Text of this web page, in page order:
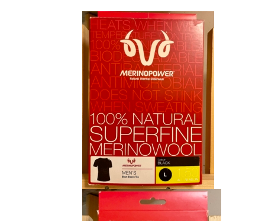
initial
était :
CHF 85.00.
actuel
est :
CHF 59.00.